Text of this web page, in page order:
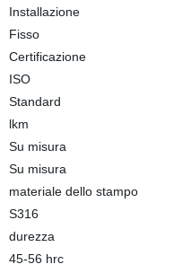
Installazione
Fisso
Certificazione
ISO
Standard
lkm
Su misura
Su misura
materiale dello stampo
S316
durezza
45-56 hrc